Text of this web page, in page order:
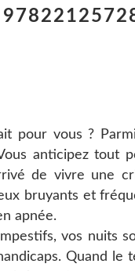
pour vous ?
anticipez tout
de vivre une
bruyants et
apnée.
vos nuits
Quand le